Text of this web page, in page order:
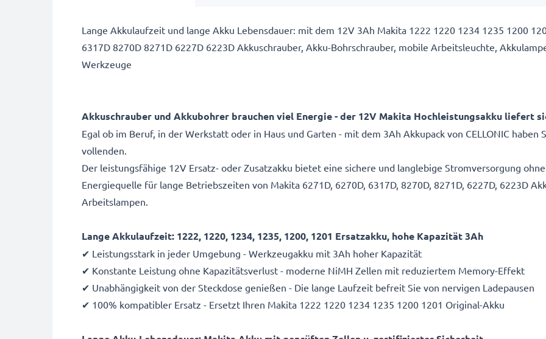
Lange Akkulaufzeit und lange Akku Lebensdauer: mit dem 12V 3Ah Makita 1222 1220 1234 1235 1200
6317D 8270D 8271D 6227D 6223D Akkuschrauber, Akku-Bohrschrauber, mobile Arbeitsleuchte,
Werkzeuge
Akkuschrauber und Akkubohrer brauchen viel Energie - der 12V Makita Hochleistungsakku liefert
Egal ob im Beruf, in der Werkstatt oder in Haus und Garten - mit dem 3Ah Akkupack von CELLONIC
vollenden.
Der leistungsfähige 12V Ersatz- oder Zusatzakku bietet eine sichere und langlebige Stromversorgung
Energiequelle für lange Betriebszeiten von Makita 6271D, 6270D, 6317D, 8270D, 8271D, 6227D, 6223D
Arbeitslampen.
Lange Akkulaufzeit: 1222, 1220, 1234, 1235, 1200, 1201 Ersatzakku, hohe Kapazität 3Ah
✔ Leistungsstark in jeder Umgebung - Werkzeugakku mit 3Ah hoher Kapazität
✔ Konstante Leistung ohne Kapazitätsverlust - moderne NiMH Zellen mit reduziertem Memory-Effekt
✔ Unabhängigkeit von der Steckdose genießen - Die lange Laufzeit befreit Sie von nervigen Ladepausen
✔ 100% kompatibler Ersatz - Ersetzt Ihren Makita 1222 1220 1234 1235 1200 1201 Original-Akku